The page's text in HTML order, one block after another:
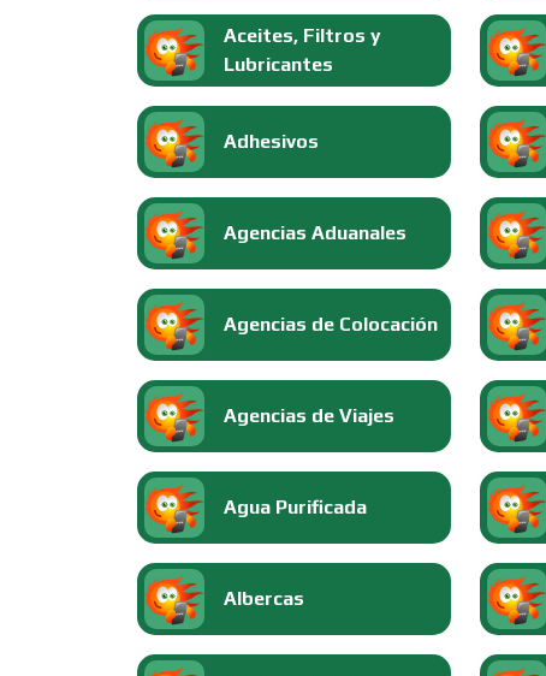
Aceites, Filtros y
Lubricantes
Adhesivos
Agencias Aduanales
Agencias de Colocación
Agencias de Viajes
Agua Purificada
Albercas